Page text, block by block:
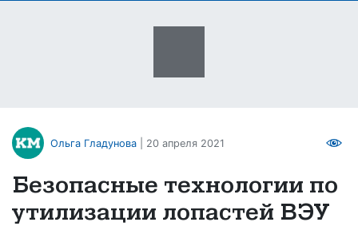
Ольга Гладунова | 20 апреля 2021
Безопасные технологии по
утилизации лопастей ВЭУ